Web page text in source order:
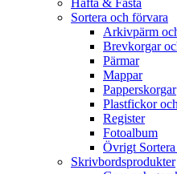
Häfta & Fästa
Sortera och förvara
Arkivpärm
Brevkorgar
Pärmar
Mappar
Papperskorgar
Plastfickor
Register
Fotoalbum
Övrigt
Skrivbordsprodukter